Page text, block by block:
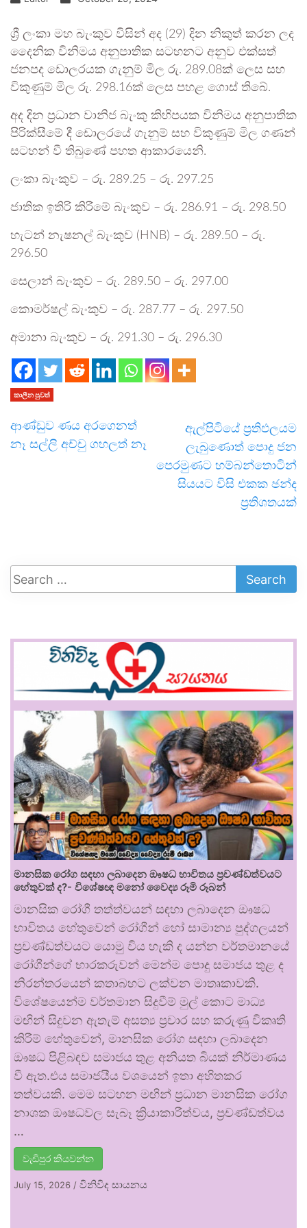
ශ්‍රී ලංකා මහ බැංකුව විසින් අද (29) දින නිකුත් කරන ලද
දෛනික විනිමය අනුපාතික සටහනට අනුව එක්සත්
ජනපද ඩොලරයක ගැනුම් මිල රු. 289.08ක් ලෙස සහ
විකුණුම් මිල රු. 298.16ක් ලෙස පහළ ගොස් තිබේ.
අද දින ප්‍රධාන වානිජ බැංකු කිහිපයක විනිමය අනුපාතික
පිරික්සීමේ දී ඩොලරයේ ගැනුම් සහ විකුණුම් මිල ගණන්
සටහන් වී තිබුණේ පහත ආකාරයෙනි.
ලංකා බැංකුව – රු. 289.25 – රු. 297.25
ජාතික ඉතිරි කිරීමේ බැංකුව – රු. 286.91 – රු. 298.50
හැටන් නැෂනල් බැංකුව (HNB) – රු. 289.50 – රු.
296.50
සෙලාන් බැංකුව – රු. 289.50 – රු. 297.00
කොමර්ෂල් බැංකුව – රු. 287.77 – රු. 297.50
අමානා බැංකුව – රු. 291.30 – රු. 296.30
කාලීන පුවත්
ආණ්ඩුව ණය අරගෙනත්
නෑ සල්ලි අච්චු ගහලත් නෑ
ඇල්පිටියේ ප්‍රතිඵලයම
ලැබුණොත් පොදු ජන
පෙරමුණට හම්බන්තොටින්
සියයට විසි එකක ඡන්ද
ප්‍රතිශතයක්
මානසික රෝග සඳහා ලබාදෙන ඖෂධ භාවිතය ප්‍රචණ්ඩත්වයට
හේතුවක් ද?- විශේෂඥ මනෝ වෛද්‍ය රූමි රූබන්
මානසික රෝගී තත්ත්වයන් සඳහා ලබාදෙන ඖෂධ
භාවිතය හේතුවෙන් රෝගීන් හෝ සාමාන්‍ය පුද්ගලයන්
ප්‍රචණ්ඩත්වයට යොමු විය හැකි ද යන්න වර්තමානයේ
රෝගීන්ගේ භාරකරුවන් මෙන්ම පොදු සමාජය තුළ ද
නිරන්තරයෙන් කතාබහට ලක්වන මාතෘකාවකි.
විශේෂයෙන්ම වර්තමාන සිදුවීම් මුල් කොට මාධ්‍ය
මඟින් සිදුවන ඇතැම් අසත්‍ය ප්‍රචාර සහ කරුණු විකෘති
කිරීම් හේතුවෙන්, මානසික රෝග සඳහා ලබාදෙන
ඖෂධ පිළිබඳව සමාජය තුළ අනියත බියක් නිර්මාණය
වී ඇත.එය සමාජයීය වශයෙන් ඉතා අහිතකර
තත්වයකි. මෙම සටහන මඟින් ප්‍රධාන මානසික රෝග
නාශක ඖෂධවල සැබෑ ක්‍රියාකාරීත්වය, ප්‍රචණ්ඩත්වය
…
වැඩිපුර කියවන්න
July 15, 2026 / විනිවිද සායනය